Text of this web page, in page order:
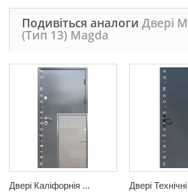
Подивіться аналоги Двері
(Тип 13) Magda
Двері Каліфорнія ... Двері Технічні